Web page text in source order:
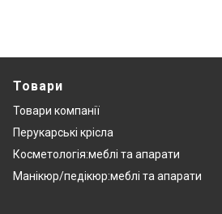
Товари
Товари компанії
Перукарські крісла
Косметологія:меблі та апарати
Манікюр/педікюр:меблі та апарати